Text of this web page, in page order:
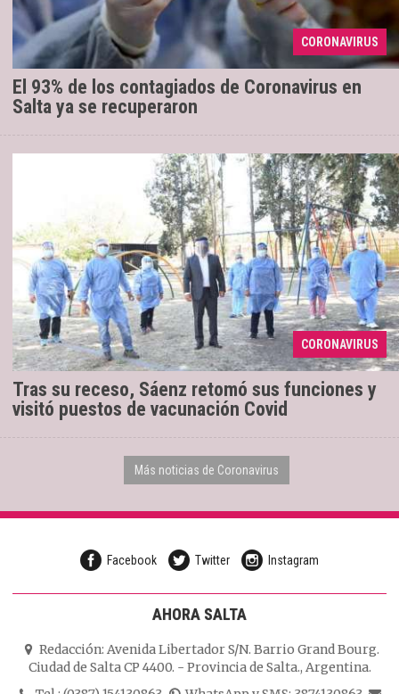
CORONAVIRUS
El 93% de los contagiados de Coronavirus en
Salta ya se recuperaron
la provincia, de los cuales 398 se diagnosticaron por
laboratorio y 15 por criterio clínico epidemiológico,
e ...
CORONAVIRUS
Tras su receso, Sáenz retomó sus funciones y
visitó puestos de vacunación Covid
11/01/2022 Tras una breve ausencia de unos pocos
días, el gobernador Gustavo Sáenz retomó sus
funciones al mando de la provincia de Salta donde,
en sus primeras ...
Más noticias de Coronavirus
Facebook Twitter Instagram
AHORA SALTA
Redacción: Avenida Libertador S/N. Barrio Grand Bourg.
Ciudad de Salta CP 4400. - Provincia de Salta., Argentina.